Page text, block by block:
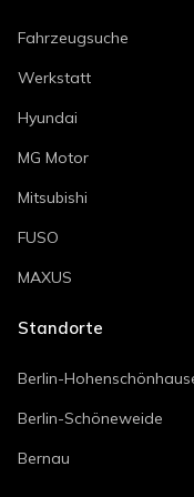
Fahrzeugsuche
Werkstatt
Hyundai
MG Motor
Mitsubishi
FUSO
MAXUS
Standorte
Berlin-
Berlin-Schöneweide
Bernau